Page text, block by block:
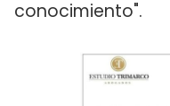
conocimiento".